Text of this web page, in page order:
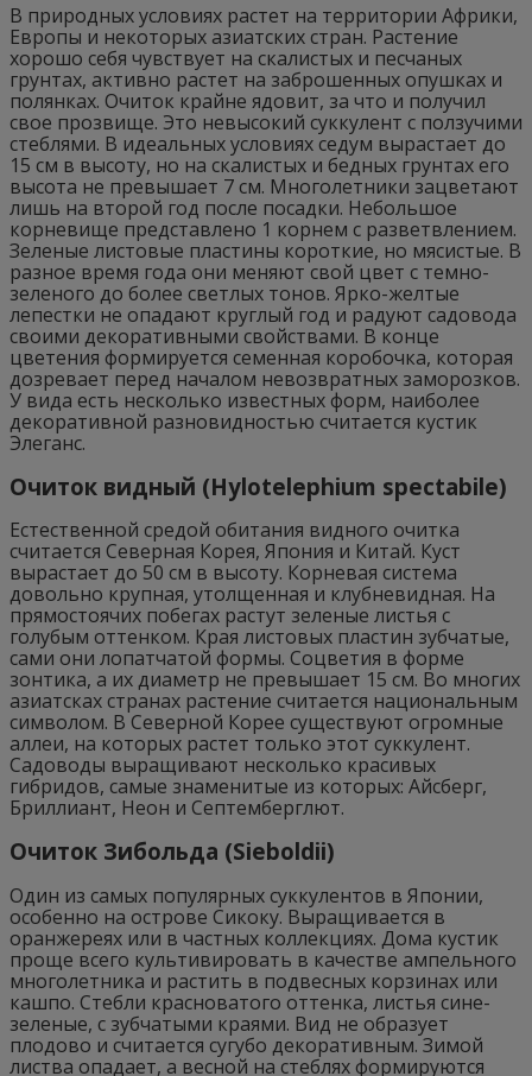
В природных условиях растет на территории Африки,
Европы и некоторых азиатских стран. Растение
хорошо себя чувствует на скалистых и песчаных
грунтах, активно растет на заброшенных опушках и
полянках. Очиток крайне ядовит, за что и получил
свое прозвище. Это невысокий суккулент с ползучими
стеблями. В идеальных условиях седум вырастает до
15 см в высоту, но на скалистых и бедных грунтах его
высота не превышает 7 см. Многолетники зацветают
лишь на второй год после посадки. Небольшое
корневище представлено 1 корнем с разветвлением.
Зеленые листовые пластины короткие, но мясистые. В
разное время года они меняют свой цвет с темно-
зеленого до более светлых тонов. Ярко-желтые
лепестки не опадают круглый год и радуют садовода
своими декоративными свойствами. В конце
цветения формируется семенная коробочка, которая
дозревает перед началом невозвратных заморозков.
У вида есть несколько известных форм, наиболее
декоративной разновидностью считается кустик
Элеганс.
Очиток видный (Hylotelephium spectabile)
Естественной средой обитания видного очитка
считается Северная Корея, Япония и Китай. Куст
вырастает до 50 см в высоту. Корневая система
довольно крупная, утолщенная и клубневидная. На
прямостоячих побегах растут зеленые листья с
голубым оттенком. Края листовых пластин зубчатые,
сами они лопатчатой формы. Соцветия в форме
зонтика, а их диаметр не превышает 15 см. Во многих
азиатсках странах растение считается национальным
символом. В Северной Корее существуют огромные
аллеи, на которых растет только этот суккулент.
Садоводы выращивают несколько красивых
гибридов, самые знаменитые из которых: Айсберг,
Бриллиант, Неон и Септемберглют.
Очиток Зибольда (Sieboldii)
Один из самых популярных суккулентов в Японии,
особенно на острове Сикоку. Выращивается в
оранжереях или в частных коллекциях. Дома кустик
проще всего культивировать в качестве ампельного
многолетника и растить в подвесных корзинах или
кашпо. Стебли красноватого оттенка, листья сине-
зеленые, с зубчатыми краями. Вид не образует
плодово и считается сугубо декоративным. Зимой
листва опадает, а весной на стеблях формируются